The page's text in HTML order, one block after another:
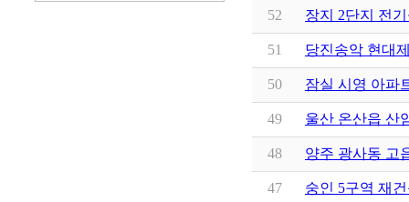
52 장지 2단지 전
51 당진송악 현대
50 잠실 시영 아파
49 울산 온산읍 산
48 양주 광사동 고
47 숭인 5구역 재